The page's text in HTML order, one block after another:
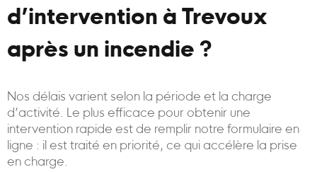
d’intervention à Trevoux
après un incendie ?
Nos délais varient selon la période et la charge
d’activité. Le plus efficace pour obtenir une
intervention rapide est de remplir notre formulaire en
ligne : il est traité en priorité, ce qui accélère la prise
en charge.